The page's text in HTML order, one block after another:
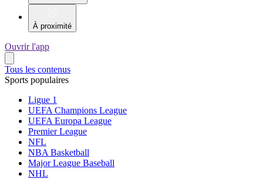
À proximité
Ouvrir l'app
Tous les contenus
Sports populaires
Ligue 1
UEFA Champions League
UEFA Europa League
Premier League
NFL
NBA Basketball
Major League Baseball
NHL